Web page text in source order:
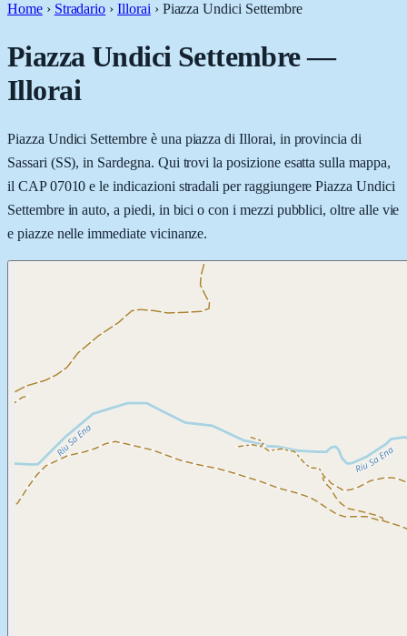
Home › Stradario › Illorai › Piazza Undici Settembre
Piazza Undici Settembre—
Illorai
Piazza Undici Settembre è una piazza di Illorai, in provincia di
Sassari (SS), in Sardegna. Qui trovi la posizione esatta sulla mappa,
il CAP 07010 e le indicazioni stradali per raggiungere Piazza Undici
Settembre in auto, a piedi, in bici o con i mezzi pubblici, oltre alle vie
e piazze nelle immediate vicinanze.